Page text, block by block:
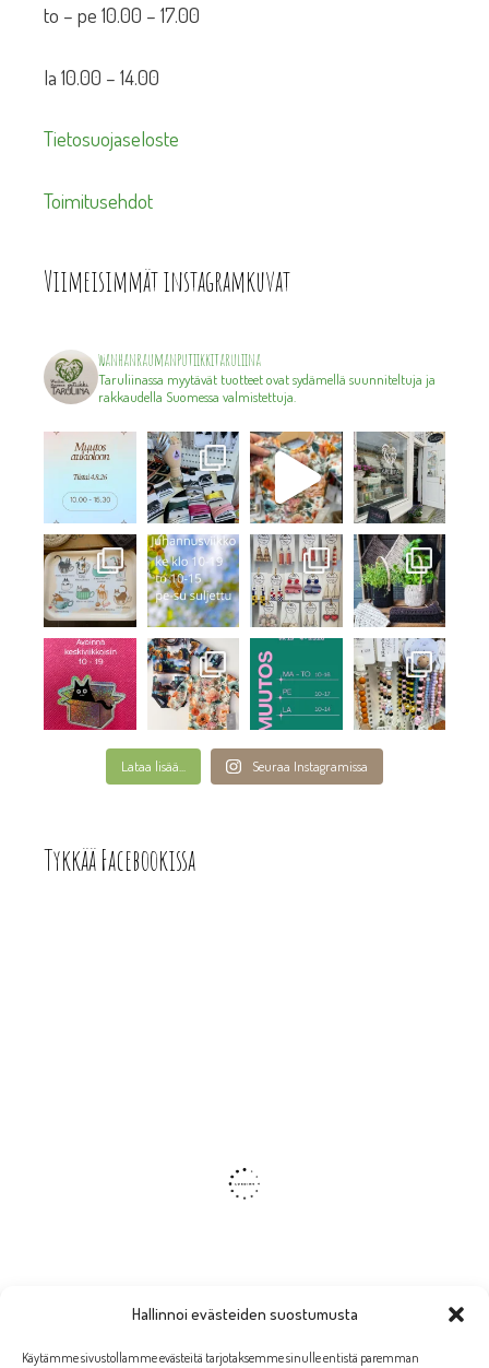
Hallinnoi evästeiden suostumusta
Käytämme sivustollamme evästeitä tarjotaksemme sinulle entistä paremman
to – pe 10.00 – 17.00
la 10.00 – 14.00
Tietosuojaseloste
Toimitusehdot
Viimeisimmät instagramkuvat
wanhanraumanputiikkitaruliina
Taruliinassa myytävät tuotteet ovat sydämellä suunniteltuja ja
rakkaudella Suomessa valmistettuja.
Lataa lisää... Seuraa Instagramissa
Tykkää Facebookissa